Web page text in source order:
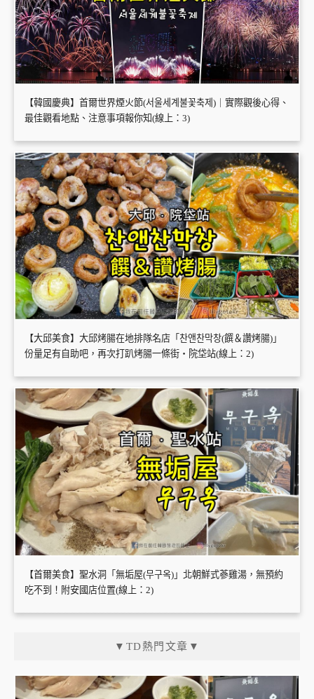
【韓國慶典】首爾世界煙火節(서울세계불꽃축제)｜實際觀後心得、
最佳觀看地點、注意事項報你知(線上：3)
【大邱美食】大邱烤腸在地排隊名店「찬앤찬막창(饌＆讚烤腸)」
份量足有自助吧，再次打趴烤腸一條街・院垈站(線上：2)
【首爾美食】聖水洞「無垢屋(무구옥)」北朝鮮式蔘雞湯，無預約
吃不到！附安國店位置(線上：2)
▼TD熱門文章▼